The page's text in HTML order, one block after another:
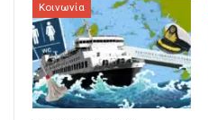
Κοινωνία